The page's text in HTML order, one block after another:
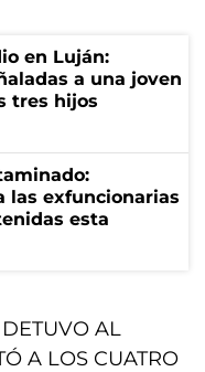
en Luján:
a una joven
tres hijos
las exfuncionarias
esta
AL
A LOS CUATRO